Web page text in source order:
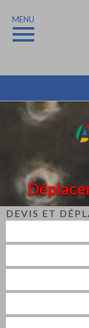
MENU
DEVIS ET